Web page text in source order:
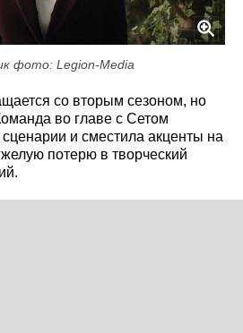
фото: Legion-Media
со вторым сезоном, но
во главе с Сетом
и сместила акценты на
потерю в творческий